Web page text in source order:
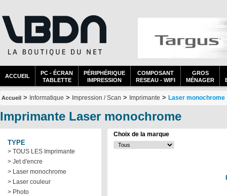
ACCUEIL
PC - ÉCRAN
TABLETTE
PÉRIPHÉRIQUE
IMPRESSION
COMPOSANT
RESEAU - WIFI
GROS
MÉNAGER
Accueil > Informatique > Impression / Scan > Imprimante > Laser monochrome
Imprimante Laser monochrome
TYPE
> TOUS LES Imprimante
> Jet d'encre
> Laser monochrome
> Laser couleur
> Photo
Choix de la marque